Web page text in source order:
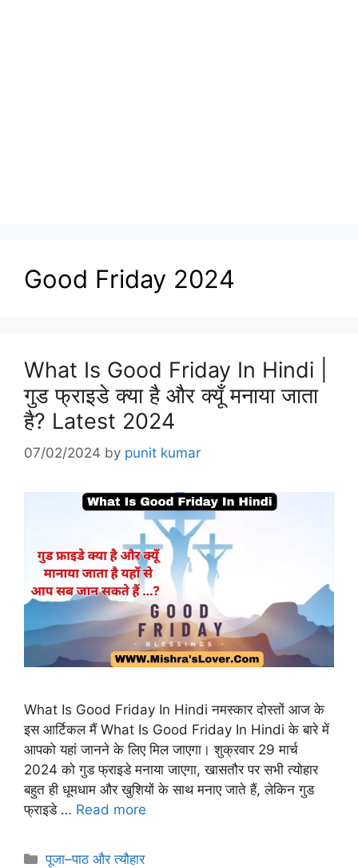
Good Friday 2024
What Is Good Friday In Hindi |
गुड फ्राइडे क्या है और क्यूँ मनाया जाता
है? Latest 2024
07/02/2024 by punit kumar
What Is Good Friday In Hindi नमस्कार दोस्तों आज के
इस आर्टिकल मैं What Is Good Friday In Hindi के बारे में
आपको यहां जानने के लिए मिल जाएगा। शुक्रवार 29 मार्च
2024 को गुड फ्राइडे मनाया जाएगा, खासतौर पर सभी त्योहार
बहुत ही धूमधाम और खुशियों के साथ मनाए जाते हैं, लेकिन गुड
फ्राइडे … Read more
Categories
पूजा–पाठ और त्यौहार